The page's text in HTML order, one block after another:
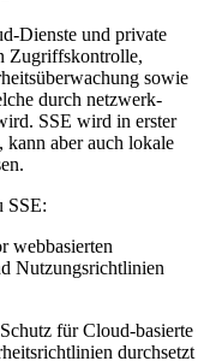
Dienste und private
Zugriffskontrolle,
sowie
durch netzwerk-
SSE wird in erster
kann aber auch lokale
SSE:
webbasierten
Nutzungsrichtlinien
Schutz für Cloud-basierte
durchsetzt